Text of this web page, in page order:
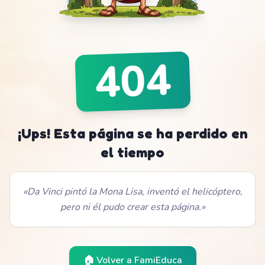
404
¡Ups! Esta página se ha perdido en
el tiempo
«Da Vinci pintó la Mona Lisa, inventó el helicóptero,
pero ni él pudo crear esta página.»
🏠 Volver a FamiEduca